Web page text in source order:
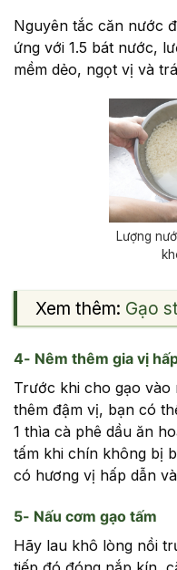
Nguyên tắc căn nước
ứng với 1.5 bát nước,
mềm dẻo, ngọt vị và
Lượng
Xem thêm: Gạo
4- Nêm thêm gia vị
Trước khi cho gạo vào
thêm đậm vị, bạn có
1 thìa cà phê dầu ăn
tấm khi chín không bị
có hương vị hấp dẫn
5- Nấu cơm gạo tấm
Hãy lau khô lòng nồi